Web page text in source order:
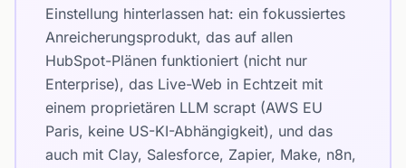
Einstellung hinterlassen hat: ein fokussiertes
Anreicherungsprodukt, das auf allen
HubSpot-Plänen funktioniert (nicht nur
Enterprise), das Live-Web in Echtzeit mit
einem proprietären LLM scrapt (AWS EU
Paris, keine US-KI-Abhängigkeit), und das
auch mit Clay, Salesforce, Zapier, Make, n8n,